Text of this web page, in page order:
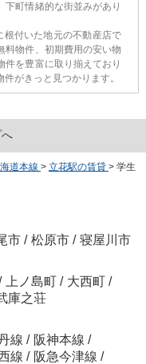
下町情緒的な街並みがあり
根付いた地元の不動産店で
料物件、初期費用の安い物
を豊富に取り揃えており
がきっと見つかります。
道本線 > 立花駅の賃貸 > 学生
市 / 松原市 / 寝屋川市
上ノ島町 / 大西町 /
庫之荘
線 / 阪神本線 /
線 / 阪急今津線 /